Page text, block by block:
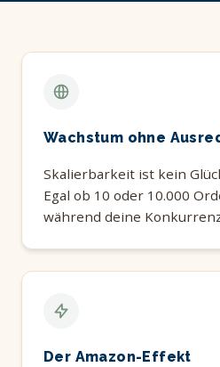
Wachstum ohne
Skalierbarkeit ist kein
Egal ob 10 oder 10.000
während deine
Der Amazon-Effekt